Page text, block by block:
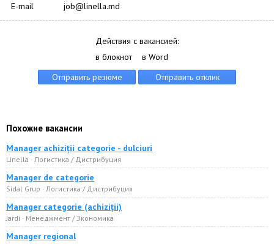
E-mail
job@linella.md
Действия с вакансией:
в блокнот
в Word
Похожие вакансии
Manager achiziții categorie - dulciuri
Linella · Логистика / Дистрибуция
Manager de categorie
Sidal Grup · Логистика / Дистрибуция
Manager categorie (achiziții)
Jardi · Менеджмент / Экономика
Manager regional